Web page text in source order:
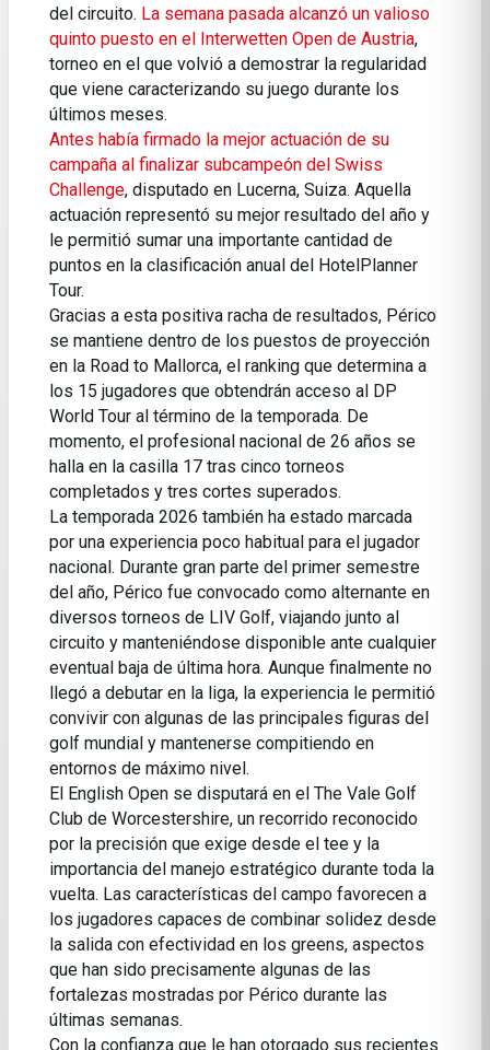
del circuito. La semana pasada alcanzó un valioso
quinto puesto en el Interwetten Open de Austria,
torneo en el que volvió a demostrar la regularidad
que viene caracterizando su juego durante los
últimos meses.
Antes había firmado la mejor actuación de su
campaña al finalizar subcampeón del Swiss
Challenge, disputado en Lucerna, Suiza. Aquella
actuación representó su mejor resultado del año y
le permitió sumar una importante cantidad de
puntos en la clasificación anual del HotelPlanner
Tour.
Gracias a esta positiva racha de resultados, Périco
se mantiene dentro de los puestos de proyección
en la Road to Mallorca, el ranking que determina a
los 15 jugadores que obtendrán acceso al DP
World Tour al término de la temporada. De
momento, el profesional nacional de 26 años se
halla en la casilla 17 tras cinco torneos
completados y tres cortes superados.
La temporada 2026 también ha estado marcada
por una experiencia poco habitual para el jugador
nacional. Durante gran parte del primer semestre
del año, Périco fue convocado como alternante en
diversos torneos de LIV Golf, viajando junto al
circuito y manteniéndose disponible ante cualquier
eventual baja de última hora. Aunque finalmente no
llegó a debutar en la liga, la experiencia le permitió
convivir con algunas de las principales figuras del
golf mundial y mantenerse compitiendo en
entornos de máximo nivel.
El English Open se disputará en el The Vale Golf
Club de Worcestershire, un recorrido reconocido
por la precisión que exige desde el tee y la
importancia del manejo estratégico durante toda la
vuelta. Las características del campo favorecen a
los jugadores capaces de combinar solidez desde
la salida con efectividad en los greens, aspectos
que han sido precisamente algunas de las
fortalezas mostradas por Périco durante las
últimas semanas.
Con la confianza que le han otorgado sus recientes